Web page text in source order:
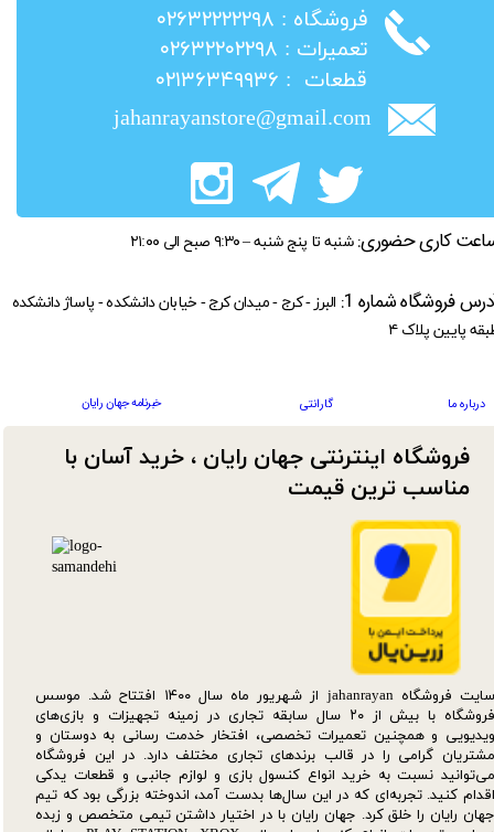
​فروشگاه : ۰۲۶۳۲۲۲۲۲۹۸
​تعمیرات : ۰۲۶۳۲۲۰۲۲۹۸
​قطعات : ۰۲۱۳۶۳۴۹۹۳۶
jahanrayanstore@gmail.com
سایت فروشگاه jahanrayan از شهریور ماه سال ۱۴۰۰ افتتاح شد. موسس
فروشگاه با بیش از ۲۰ سال سابقه تجاری در زمینه تجهیزات و بازی‌های
ویدیویی و همچنین تعمیرات تخصصی، افتخار خدمت رسانی به دوستان و
مشتریان گرامی را در قالب برندهای تجاری مختلف دارد. در این فروشگاه
می‌توانید نسبت به خرید انواع کنسول بازی و لوازم جانبی و قطعات یدکی‌
اقدام کنید. تجربه‌ای که در این سال‌ها بدست آمد، اندوخته بزرگی بود که تیم
جهان رایان را خلق کرد. جهان رایان با در اختیار داشتن تیمی متخصص و زبده
فروشگاه اینترنتی جهان رایان ، خرید آسان با
مناسب ترین قیمت​​​​​​​
کاری حضوری: شنبه تا پنج شنبه – ۹:۳۰ صبح الی ۲۱:۰۰
درباره ما گارانتی خبرنامه جهان رایان
فروشگاه شماره 1:
البرز - کرج - میدان کرج - خیابان دانشکده - پاساژ دانشکده
پایین پلاک ۴